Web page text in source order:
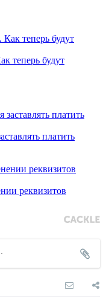
теперь будут
платить
реквизитов